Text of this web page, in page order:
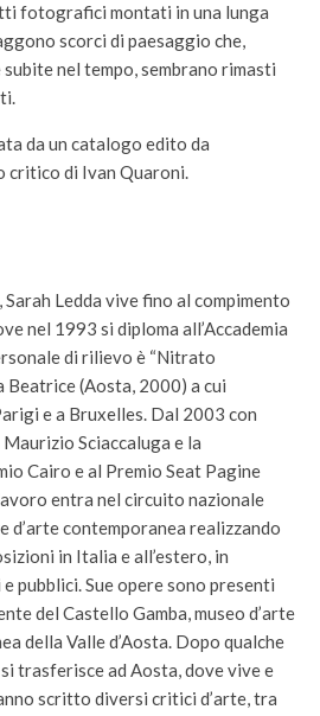
fotografici montati in una lunga
scorci di paesaggio che,
nel tempo, sembrano rimasti
da un catalogo edito da
critico di Ivan Quaroni.
Ledda vive fino al compimento
nel 1993 si diploma all’Accademia
di rilievo è “Nitrato
Beatrice (Aosta, 2000) a cui
e a Bruxelles. Dal 2003 con
Sciaccaluga e la
Cairo e al Premio Seat Pagine
entra nel circuito nazionale
d’arte contemporanea realizzando
in Italia e all’estero, in
pubblici. Sue opere sono presenti
del Castello Gamba, museo d’arte
della Valle d’Aosta. Dopo qualche
trasferisce ad Aosta, dove vive e
scritto diversi critici d’arte, tra